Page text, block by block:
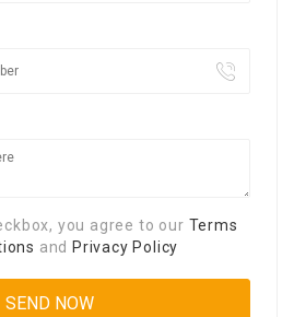
you agree to our Terms
and Privacy Policy